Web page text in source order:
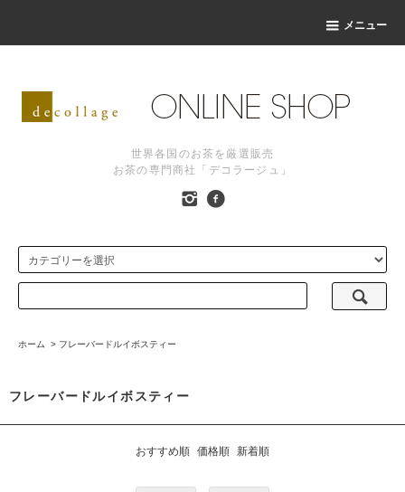
メニュー
世界各国のお茶を厳選販売
お茶の専門商社「デコラージュ」
ホーム > フレーバードルイボスティー
フレーバードルイボスティー
おすすめ順 価格順 新着順